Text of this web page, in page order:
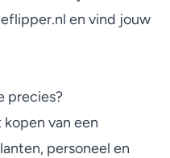
en vind jouw
precies?
van een
personeel en